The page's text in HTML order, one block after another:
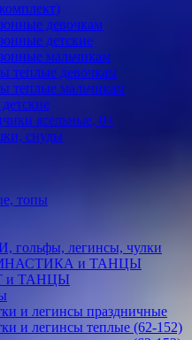
девочкам
детские
мальчикам
теплые девочкам
теплые мальчикам
ясельные, 0+
снуды
топы
легинсы, чулки
и ТАНЦЫ
и ТАНЦЫ
и легинсы праздничные
и легинсы теплые (62-152)